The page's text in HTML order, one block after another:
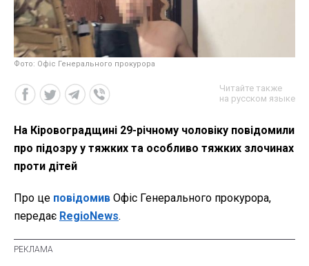
Фото: Офіс Генерального прокурора
Читайте также
на русском языке
На Кіровоградщині 29-річному чоловіку повідомили
про підозру у тяжких та особливо тяжких злочинах
проти дітей
Про це повідомив Офіс Генерального прокурора,
передає RegioNews.